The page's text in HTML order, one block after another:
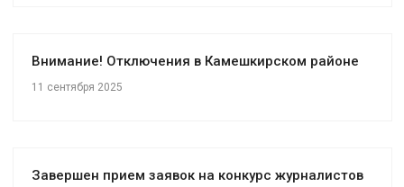
Внимание! Отключения в Камешкирском районе
11 сентября 2025
Завершен прием заявок на конкурс журналистов